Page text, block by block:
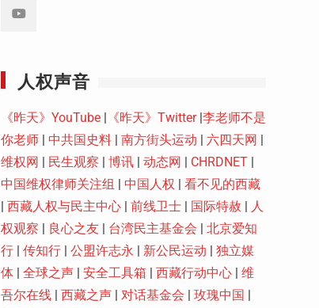
人权声音
《昨天》YouTube | 《昨天》Twitter|李老师不是
你老师 | 中共国史料 | 南方街头运动 | 六四天网 |
维权网 | 民生观察 | 博讯 | 动态网 | CHRDNET |
中国维权律师关注组 | 中国人权 | 看不见的西藏
| 西藏人权与民主中心 | 前线卫士 | 国际特赦 | 人
权观察 | 良心之友 | 台湾民主基金会 | 北京爱知
行 | 传知行 | 公盟许志永 | 新公民运动 | 独立媒
体 | 全球之声 | 安全工具箱 | 西藏行动中心 | 维
吾尔在线 | 西藏之声 | 对话基金会 | 玫瑰中国 |